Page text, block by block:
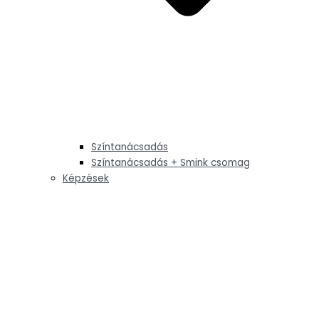
Színtanácsadás
Színtanácsadás + Smink csomag
Képzések